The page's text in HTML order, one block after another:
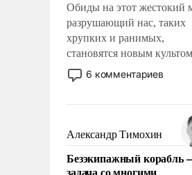
Обиды на этот жестокий
разрушающий нас, таких
хрупких и ранимых,
становятся новым
постепенно вытесняя и
отменяя традиционное
мужественным и твердым
ударами судьбы, брать на
ответственность,
слабым, идти вперед и
6 комментариев
Александр Тимохин
Безэкипажный корабль –
задача со многими